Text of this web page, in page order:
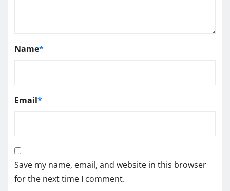
Name*
Email*
Save my name, email, and website in this browser
for the next time I comment.